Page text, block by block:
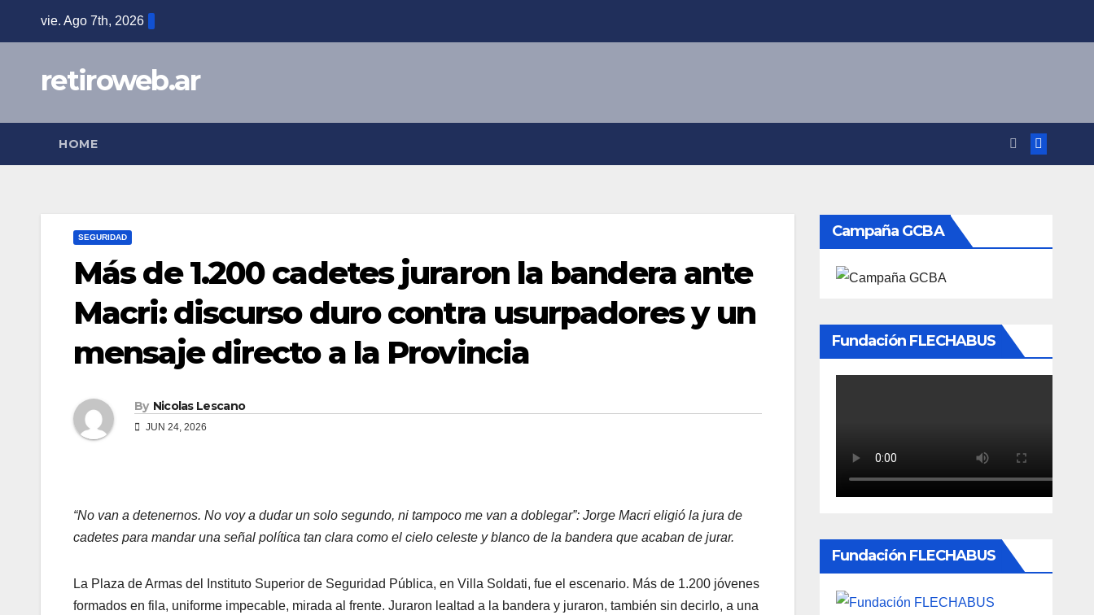
vie. Ago 7th, 2026
retiroweb.ar
HOME
SEGURIDAD
Más de 1.200 cadetes juraron la bandera ante
Macri: discurso duro contra usurpadores y un
mensaje directo a la Provincia
By Nicolas Lescano
JUN 24, 2026
“No van a detenernos. No voy a dudar un solo segundo, ni tampoco me van a doblegar”: Jorge Macri eligió la jura de
cadetes para mandar una señal política tan clara como el cielo celeste y blanco de la bandera que acaban de jurar.
La Plaza de Armas del Instituto Superior de Seguridad Pública, en Villa Soldati, fue el escenario. Más de 1.200 jóvenes
formados en fila, uniforme impecable, mirada al frente. Juraron lealtad a la bandera y juraron, también sin decirlo, a una
Campaña GCBA
Fundación FLECHABUS
Fundación FLECHABUS